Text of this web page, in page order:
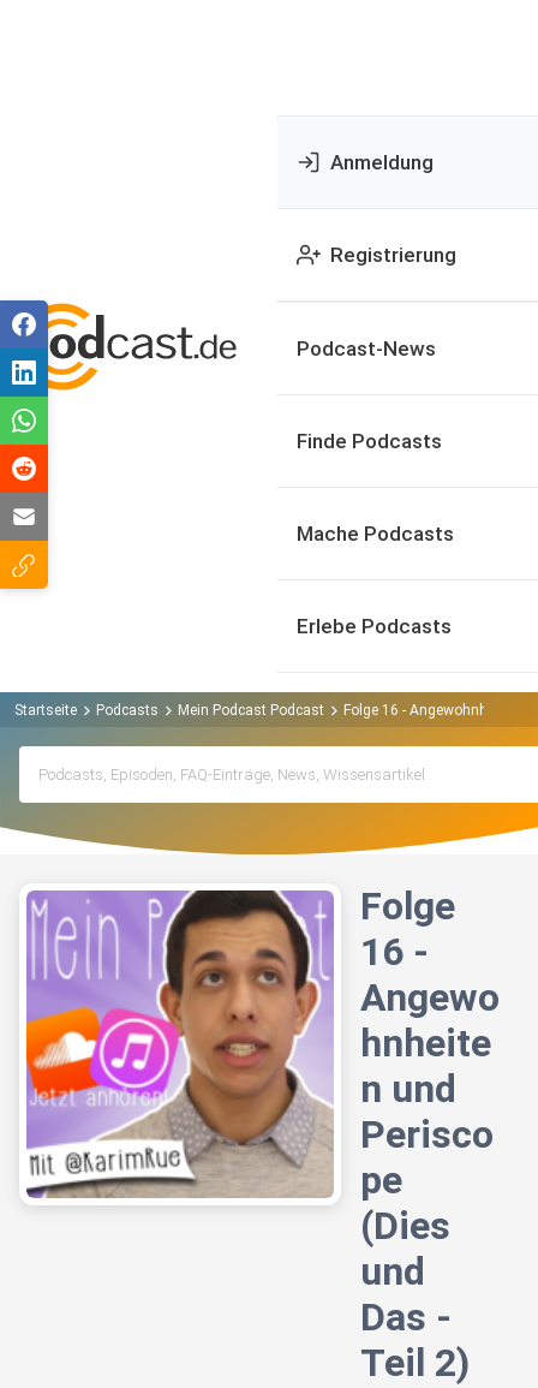
Anmeldung
Registrierung
Podcast-News
Finde Podcasts
Mache Podcasts
Erlebe Podcasts
Startseite Podcasts Mein Podcast Podcast Folge 16 - Angewohnheiten
Folge
16 -
Angewo
hnheite
n und
Perisco
pe
(Dies
und
Das -
Teil 2)